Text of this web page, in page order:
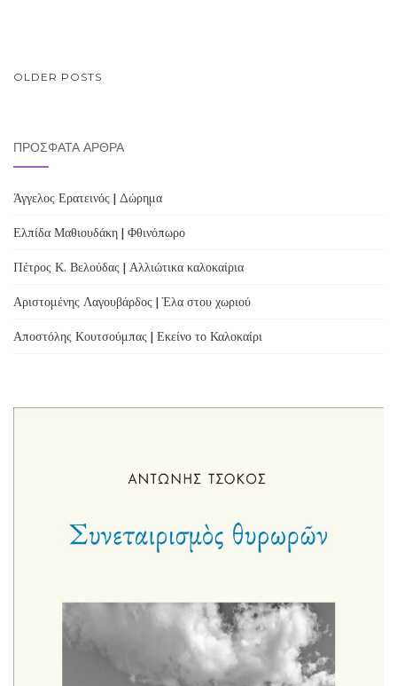
POSTS
OLDER POSTS
ΠΡΌΣΦΑΤΑ ΆΡΘΡΑ
Άγγελος Ερατεινός | Δώρημα
Ελπίδα Μαθιουδάκη | Φθινόπωρο
Πέτρος Κ. Βελούδας | Αλλιώτικα καλοκαίρια
Αριστομένης Λαγουβάρδος | Έλα στου χωριού
Αποστόλης Κουτσούμπας | Εκείνο το Καλοκαίρι